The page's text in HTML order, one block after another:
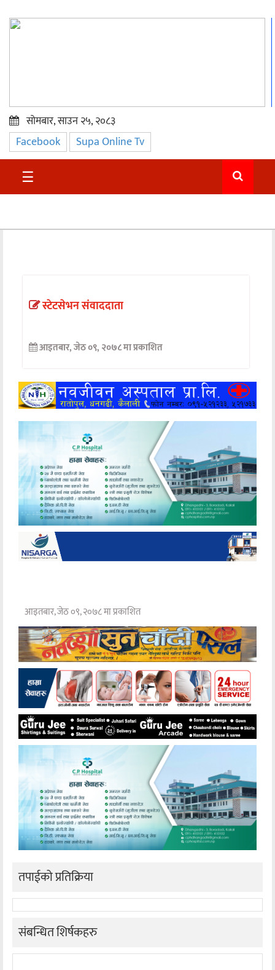
प्रमुख
समाचार
सुदुर
अन्तर्वार्ता
खेलकुद
अन्य
सोमबार, साउन २५, २०८३
Facebook Supa Online Tv
☰
स्टेटसेभन संवाददाता
आइतबार, जेठ ०९, २०७८ मा प्रकाशित
आइतबार, जेठ ०९, २०७८ मा प्रकाशित
तपाईको प्रतिक्रिया
संबन्धित शिर्षकहरु